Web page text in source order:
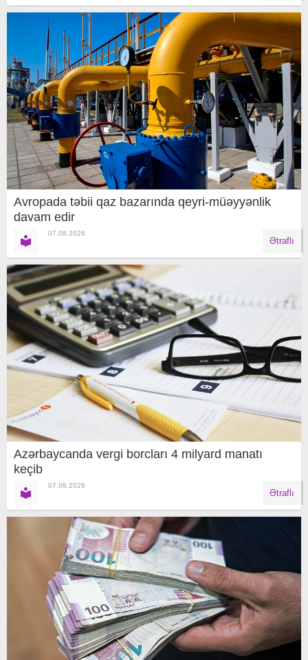
Avropada təbii qaz bazarında qeyri-müəyyənlik
davam edir
07.08.2026
Ətraflı
Azərbaycanda vergi borcları 4 milyard manatı
keçib
07.08.2026
Ətraflı